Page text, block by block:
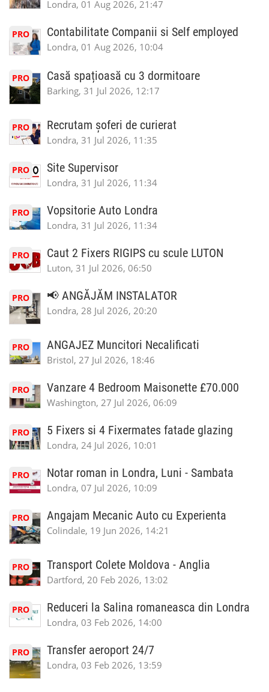
Londra, 01 Aug 2026, 21:47
PRO Contabilitate Companii si Self employed
Londra, 01 Aug 2026, 10:04
PRO Casă spațioasă cu 3 dormitoare
Barking, 31 Jul 2026, 12:17
PRO Recrutam șoferi de curierat
Londra, 31 Jul 2026, 11:35
PRO Site Supervisor
Londra, 31 Jul 2026, 11:34
PRO Vopsitorie Auto Londra
Londra, 31 Jul 2026, 11:34
PRO Caut 2 Fixers RIGIPS cu scule LUTON
Luton, 31 Jul 2026, 06:50
PRO 📢 ANGĂJĂM INSTALATOR
Londra, 28 Jul 2026, 20:20
PRO ANGAJEZ Muncitori Necalificati
Bristol, 27 Jul 2026, 18:46
PRO Vanzare 4 Bedroom Maisonette £70.000
Washington, 27 Jul 2026, 06:09
PRO 5 Fixers si 4 Fixermates fatade glazing
Londra, 24 Jul 2026, 10:01
PRO Notar roman in Londra, Luni - Sambata
Londra, 07 Jul 2026, 10:09
PRO Angajam Mecanic Auto cu Experienta
Colindale, 19 Jun 2026, 14:21
PRO Transport Colete Moldova - Anglia
Dartford, 20 Feb 2026, 13:02
PRO Reduceri la Salina romaneasca din Londra
Londra, 03 Feb 2026, 14:00
PRO Transfer aeroport 24/7
Londra, 03 Feb 2026, 13:59